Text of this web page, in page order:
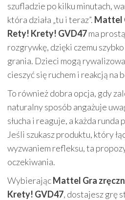
szufladzie po kilku minutach,
która działa „tu i teraz”. Mattel
Rety! Krety! GVD47ma
rozgrywkę, dzięki czemu
grania. Dzieci mogą
cieszyć się ruchem i reakcją na
To również dobra opcja, gdy
naturalny sposób angażuje
słucha i reaguje, a każda
Jeśli szukasz produktu, który
wyzwaniem refleksu, ta
oczekiwania.
WybierającMattel Gra
Krety! GVD47, dostajesz grę